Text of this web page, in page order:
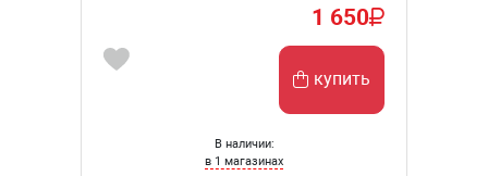
1 650
купить
В наличии:
в 1 магазинах